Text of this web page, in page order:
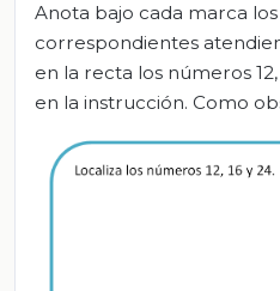
Anota bajo cada marca
correspondientes
en la recta los números
en la instrucción. Como